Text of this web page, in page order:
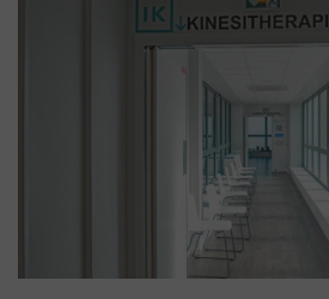
199 Bd Saint-Germain
01 43 25 10 20
PRENDRE RDV
PRENDRE RDV
IK Bois Colombes – 92
Kinésithérapie